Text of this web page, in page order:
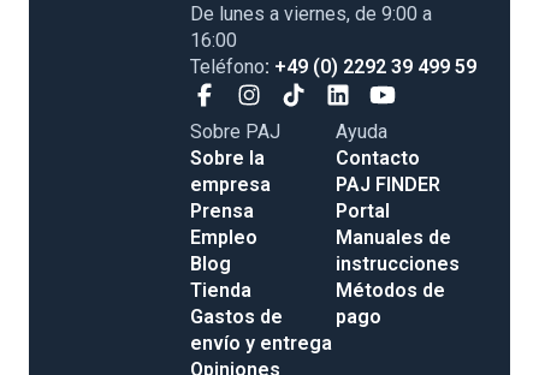
De lunes a viernes, de 9:00 a
16:00
Teléfono: +49 (0) 2292 39 499 59
Sobre PAJ
Sobre la
empresa
Prensa
Empleo
Blog
Tienda
Gastos de
envío y entrega
Opiniones
Ayuda
Contacto
PAJ FINDER
Portal
Manuales de
instrucciones
Métodos de
pago